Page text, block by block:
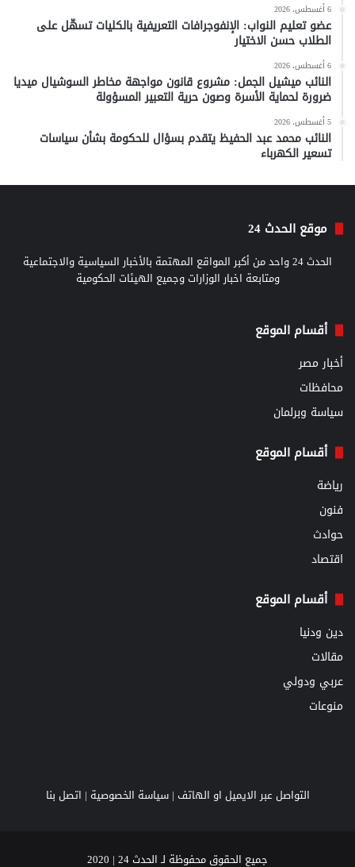
6 أغسطس، 2026
عضو تعليم النواب: الإنفوجرافات التعريفية بالكليات تسهّل على
الطلاب حسن الاختيار
6 أغسطس، 2026
النائب ميشيل الجمل: مشروع قانون مواجهة مخاطر السوشيال ميديا
ضرورة لحماية الأسرة وصون حرية التعبير المسؤولة
5 أغسطس، 2026
النائب محمد عبد الحفيظ يتقدم بسؤال للحكومة بشأن سياسات
تسعير الكهرباء
موقع الحدث 24
الحدث 24 واحد من أكبر المواقع المهتمة بالأخبار السياسية والاجتماعية
ومتابعة اخبار الوزارات وجميع الهيئات الحكومية
أقسام الموقع
أخبار مصر
محافظات
سياسة وبرلمان
أقسام الموقع
رياضة
فنون
حوادث
اقتصاد
أقسام الموقع
دين ودنيا
مقالات
عربي ودولي
منوعات
التواصل عبر الايميل او الهاتف |سياسة الخصوصية | اتصل بنا
جميع الحقوق محفوظة لـ الحدث 24 | 2020